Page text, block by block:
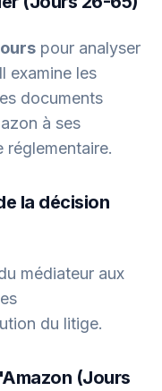
pour analyser
examine les
documents
à ses
la décision
médiateur aux
du litige.
(Jours